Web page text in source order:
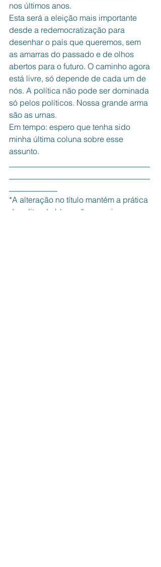
nos últimos anos.
Esta será a eleição mais importante
desde a redemocratização para
desenhar o país que queremos, sem
as amarras do passado e de olhos
abertos para o futuro. O caminho agora
está livre, só depende de cada um de
nós. A política não pode ser dominada
só pelos políticos. Nossa grande arma
são as urnas.
Em tempo: espero que tenha sido
minha última coluna sobre esse
assunto.
*A alteração no título mantém a prática
do editor do blog: não mencionar